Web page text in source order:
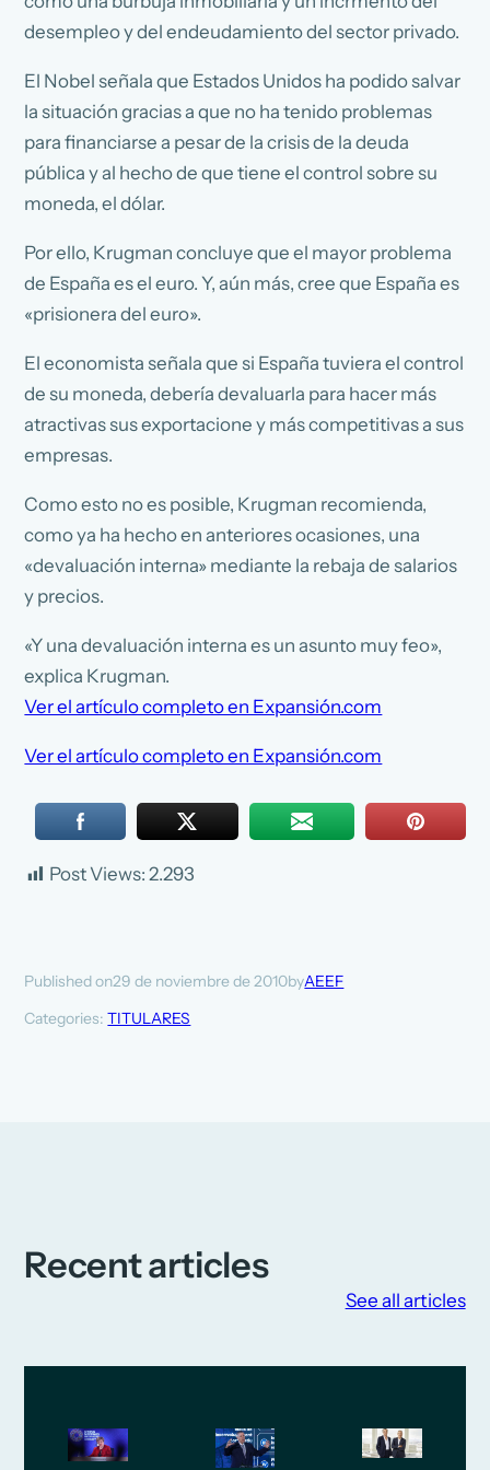
desempleo y del endeudamiento del sector privado.
El Nobel señala que Estados Unidos ha podido salvar
la situación gracias a que no ha tenido problemas
para financiarse a pesar de la crisis de la deuda
pública y al hecho de que tiene el control sobre su
moneda, el dólar.
Por ello, Krugman concluye que el mayor problema
de España es el euro. Y, aún más, cree que España es
«prisionera del euro».
El economista señala que si España tuviera el control
de su moneda, debería devaluarla para hacer más
atractivas sus exportacione y más competitivas a sus
empresas.
Como esto no es posible, Krugman recomienda,
como ya ha hecho en anteriores ocasiones, una
«devaluación interna» mediante la rebaja de salarios
y precios.
«Y una devaluación interna es un asunto muy feo»,
explica Krugman.
Ver el artículo completo en Expansión.com
Ver el artículo completo en Expansión.com
Post Views: 2.293
Published on29 de noviembre de 2010byAEEF
Categories:TITULARES
Recent articles
See all articles